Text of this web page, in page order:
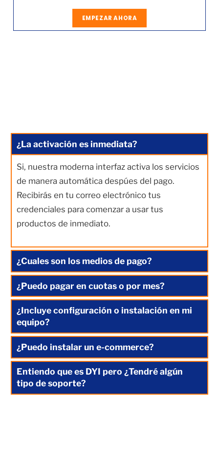
EMPEZAR AHORA
¿La activación es inmediata?
Si, nuestra moderna interfaz activa los servicios
de manera automática despúes del pago.
Recibirás en tu correo electrónico tus
credenciales para comenzar a usar tus
productos de inmediato.
¿Cuales son los medios de pago?
¿Puedo pagar en cuotas o por mes?
¿Incluye configuración o instalación en mi
equipo?
¿Puedo instalar un e-commerce?
Entiendo que es DYI pero ¿Tendré algún
tipo de soporte?